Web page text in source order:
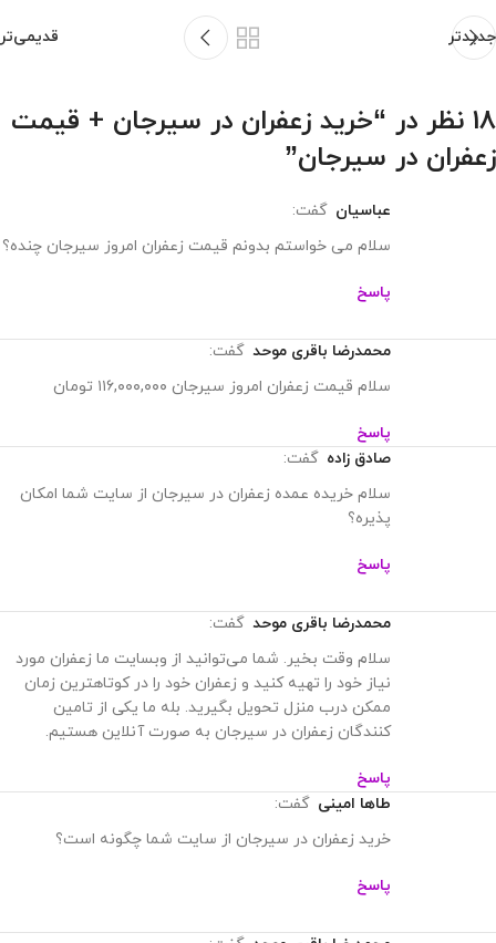
جدیدتر قدیمی‌تر
18 نظر در “
خرید زعفران در سیرجان + قیمت
زعفران در سیرجان”
عباسیان گفت:
سلام می خواستم بدونم قیمت زعفران امروز سیرجان چنده؟
پاسخ
محمدرضا باقری موحد گفت:
سلام قیمت زعفران امروز سیرجان ۱۱۶,۰۰۰,۰۰۰ تومان
پاسخ
صادق زاده گفت:
سلام خریده عمده زعفران در سیرجان از سایت شما امکان
پذیره؟
پاسخ
محمدرضا باقری موحد گفت:
سلام وقت بخیر. شما‌ می‌توانید از وبسایت ما زعفران مورد
نیاز خود را تهیه کنید و زعفران خود را در کوتاهترین زمان
ممکن درب منزل تحویل بگیرید. بله ما یکی از تامین
کنندگان زعفران در سیرجان به صورت آنلاین هستیم.
پاسخ
طاها امینی گفت:
خرید زعفران در سیرجان از سایت شما چگونه است؟
پاسخ